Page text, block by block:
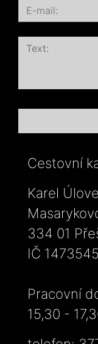
Cestovní
Karel
334 01
IČ
Pracovní
15,30 -